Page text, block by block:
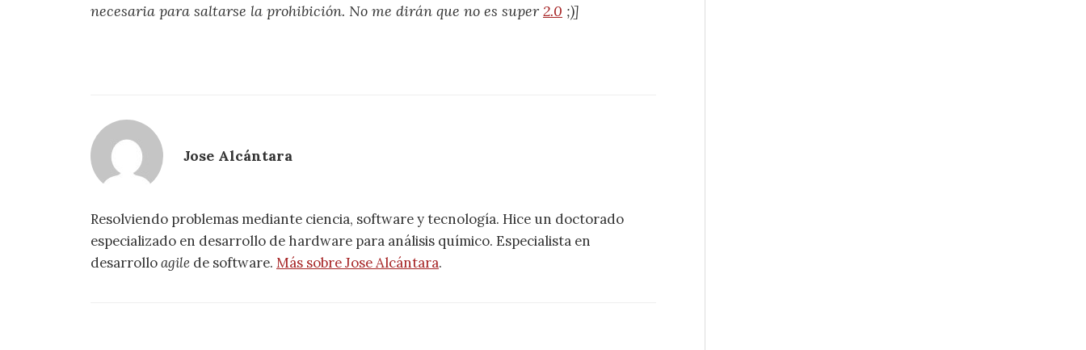
necesaria para saltarse la prohibición. No me dirán que no es super 2.0 ;)]
Jose Alcántara
Resolviendo problemas mediante ciencia, software y tecnología. Hice un doctorado
especializado en desarrollo de hardware para análisis químico. Especialista en
desarrolloagile de software. Más sobre Jose Alcántara.